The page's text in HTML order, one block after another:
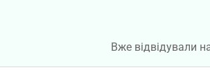
Вже відвідували